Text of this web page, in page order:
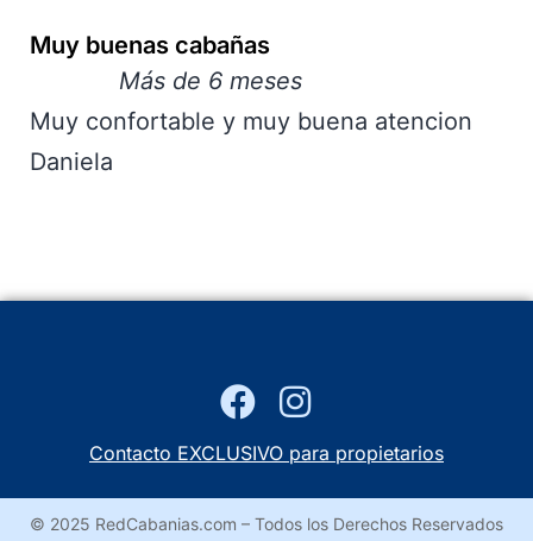
Muy buenas cabañas
Más de 6 meses
Muy confortable y muy buena atencion
Daniela
Contacto EXCLUSIVO para propietarios
© 2025 RedCabanias.com – Todos los Derechos Reservados